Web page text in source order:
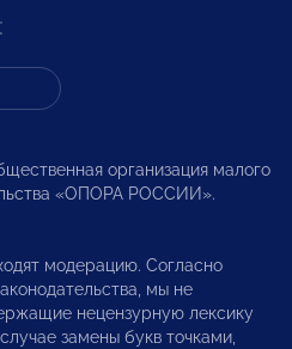
организация малого
«ОПОРА РОССИИ».
модерацию. Согласно
мы не
нецензурную лексику
замены букв точками,